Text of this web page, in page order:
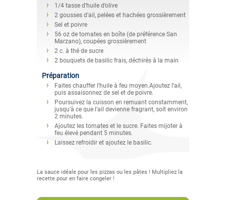
1/4 tasse d’huile d’olive
2 gousses d’ail, pelées et hachées grossièrement
Sel et poivre
56 oz de tomates en boîte (de préférence San
Marzano), coupées grossièrement
2 c. à thé de sucre
2 bouquets de basilic frais, déchirés à la main
Préparation
Faites chauffer l’huile à feu moyen.Ajoutez l’ail,
puis assaisonnez de sel et de poivre.
Poursuivez la cuisson en remuant constamment,
jusqu’à ce que l’ail devienne fragrant, soit environ
2 minutes.
Ajoutez les tomates et le sucre. Faites mijoter à
feu élevé pendant 5 minutes.
Laissez refroidir et ajoutez le basilic.
La sauce idéale pour les pizzas ou les pâtes ! Multipliez la
recette pour en faire congeler !